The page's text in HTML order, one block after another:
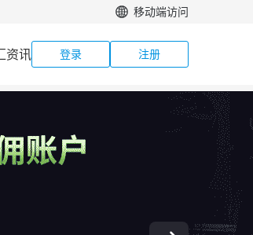
移动端访问
资讯 登录 注册